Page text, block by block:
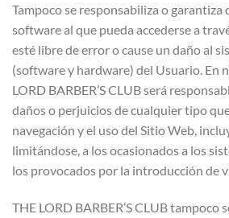
Tampoco se responsabiliza o garantiza
software al que pueda accederse a
esté libre de error o cause un daño al
(software y hardware) del Usuario. En
LORD BARBER’S CLUB será
daños o perjuicios de cualquier tipo
navegación y el uso del Sitio Web,
limitándose, a los ocasionados a los
los provocados por la introducción de
THE LORD BARBER’S CLUB tampoco